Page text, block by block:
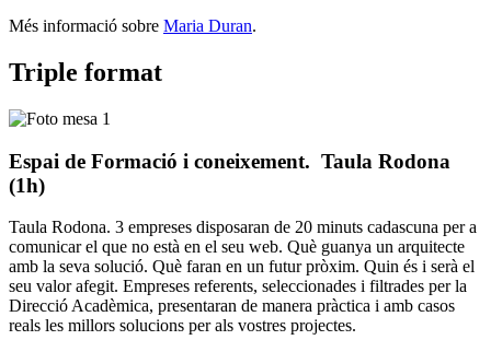
Més informació sobre Maria Duran.
Triple format
Espai de Formació i coneixement. Taula Rodona
(1h)
Taula Rodona. 3 empreses disposaran de 20 minuts cadascuna per a
comunicar el que no està en el seu web. Què guanya un arquitecte
amb la seva solució. Què faran en un futur pròxim. Quin és i serà el
seu valor afegit. Empreses referents, seleccionades i filtrades per la
Direcció Acadèmica, presentaran de manera pràctica i amb casos
reals les millors solucions per als vostres projectes.